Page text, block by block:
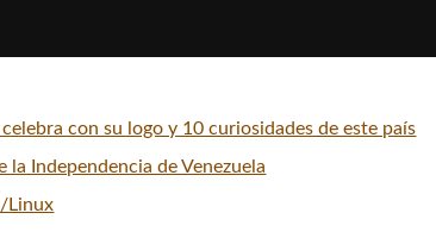
con su logo y 10 curiosidades de este país
Independencia de Venezuela
Linux